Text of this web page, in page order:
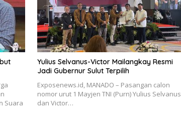
Suara
Yulius Selvanus-Victor Mailangkay Resmi
Jadi Gubernur Sulut Terpilih
Exposenews.id, MANADO – Pasangan calon
nomor urut 1 Mayjen TNI (Purn) Yulius Selvanus
dan Victor…